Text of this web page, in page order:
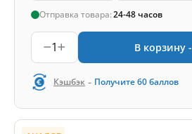
Отправка товара:24-48 часов
1 В корзину -
Кэшбэк - Получите60баллов